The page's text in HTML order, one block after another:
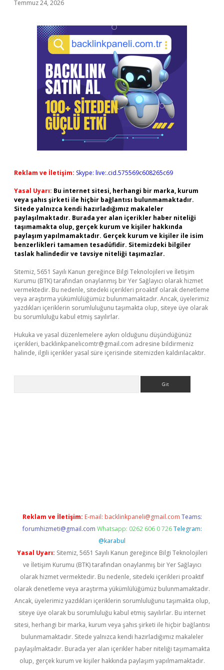
Temmuz 24, 2026
Reklam ve İletişim: Skype: live:.cid.575569c608265c69
Yasal Uyarı: Bu internet sitesi, herhangi bir marka, kurum
veya şahıs şirketi ile hiçbir bağlantısı bulunmamaktadır.
Sitede yalnızca kendi hazırladığımız makaleler
paylaşılmaktadır. Burada yer alan içerikler haber niteliği
taşımamakta olup, gerçek kurum ve kişiler hakkında
paylaşım yapılmamaktadır. Gerçek kurum ve kişiler ile isim
benzerlikleri tamamen tesadüfidir. Sitemizdeki bilgiler
taslak halindedir ve tavsiye niteliği taşımazlar.
Sitemiz, 5651 Sayılı Kanun gereğince Bilgi Teknolojileri ve İletişim
Kurumu (BTK) tarafından onaylanmış bir Yer Sağlayıcı olarak hizmet
vermektedir. Bu nedenle, sitedeki içerikleri proaktif olarak denetleme
veya araştırma yükümlülüğümüz bulunmamaktadır. Ancak, üyelerimiz
yazdıkları içeriklerin sorumluluğunu taşımakta olup, siteye üye olarak
bu sorumluluğu kabul etmiş sayılırlar.
Hukuka ve yasal düzenlemelere aykırı olduğunu düşündüğünüz
içerikleri, backlinkpanelicomtr@gmail.com adresine bildirmeniz
halinde, ilgili içerikler yasal süre içerisinde sitemizden kaldırılacaktır.
Reklam ve İletişim: E-mail: backlinkpaneli@gmail.com Teams:
forumhizmeti@gmail.com Whatsapp: 0262 606 0 726 Telegram:
@karabul
Yasal Uyarı: Sitemiz, 5651 Sayılı Kanun gereğince Bilgi Teknolojileri
ve İletişim Kurumu (BTK) tarafından onaylanmış bir Yer Sağlayıcı
olarak hizmet vermektedir. Bu nedenle, sitedeki içerikleri proaktif
olarak denetleme veya araştırma yükümlülüğümüz bulunmamaktadır.
Ancak, üyelerimiz yazdıkları içeriklerin sorumluluğunu taşımakta olup,
siteye üye olarak bu sorumluluğu kabul etmiş sayılırlar. Bu internet
sitesi, herhangi bir marka, kurum veya şahıs şirketi ile hiçbir bağlantısı
bulunmamaktadır. Sitede yalnızca kendi hazırladığımız makaleler
paylaşılmaktadır. Burada yer alan içerikler haber niteliği taşımamakta
olup, gerçek kurum ve kişiler hakkında paylaşım yapılmamaktadır.